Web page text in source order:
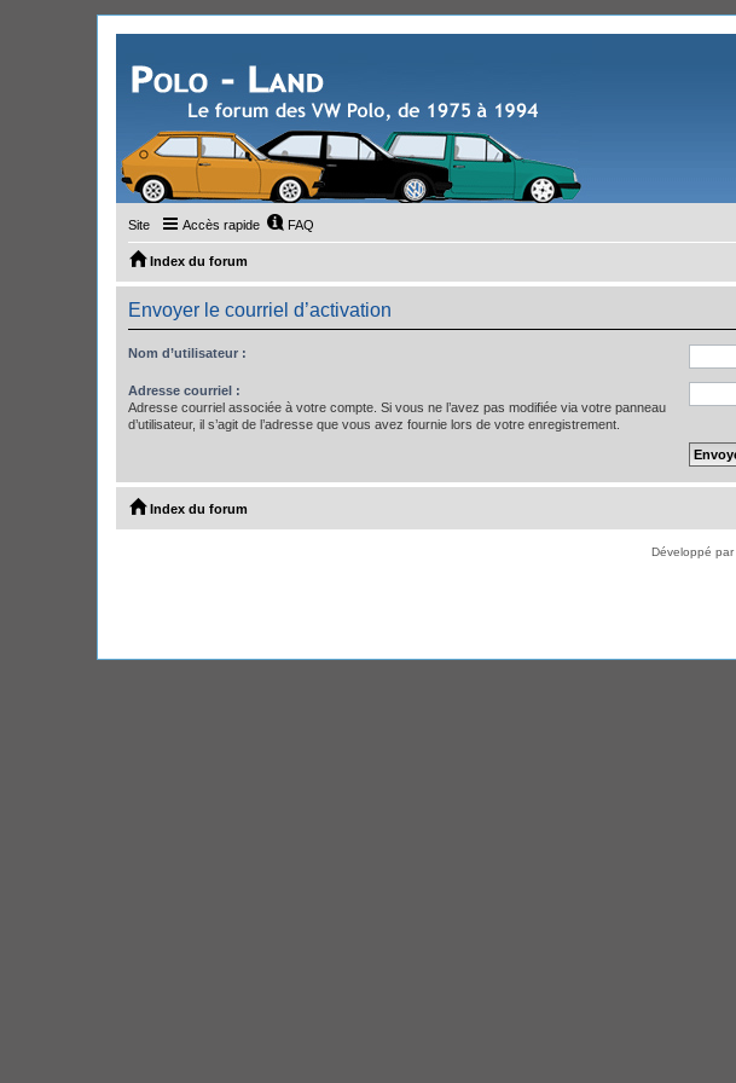
Site Accès rapide FAQ
Index du forum
Envoyer le courriel d’activation
Nom d’utilisateur :
Adresse courriel :
Adresse courriel associée à votre compte. Si vous ne l’avez pas modifiée via votre panneau
d’utilisateur, il s’agit de l’adresse que vous avez fournie lors de votre enregistrement.
Index du forum
Développé par